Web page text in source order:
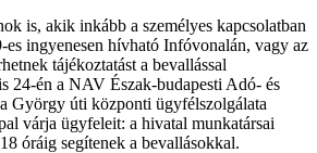
is, akik inkább a személyes kapcsolatban
ingyenesen hívható Infóvonalán, vagy az
tájékoztatást a bevallással
24-én a NAV Észak-budapesti Adó- és
György úti központi ügyfélszolgálata
várja ügyfeleit: a hivatal munkatársai
óráig segítenek a bevallásokkal.